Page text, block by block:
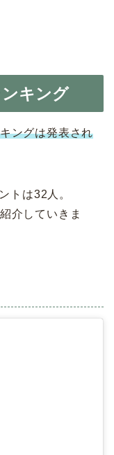
キング
ングは発表され
トは32人。
介していきま